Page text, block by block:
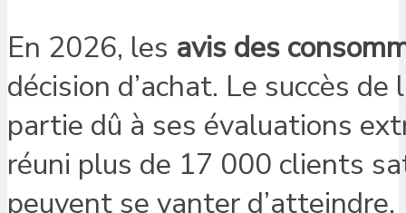
En 2026, les avis des
décision d’achat. Le succès
partie dû à ses évaluations
réuni plus de 17 000 clients
peuvent se vanter d’atteindre.